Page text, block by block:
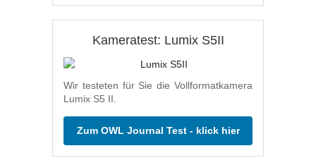
Kameratest: Lumix S5II
Wir testeten für Sie die Vollformatkamera
Lumix S5 II.
Zum OWL Journal Test - klick hier